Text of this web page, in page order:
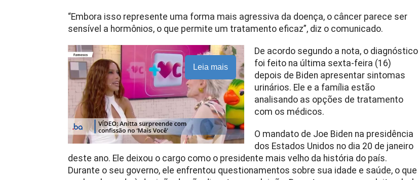
“Embora isso represente uma forma mais agressiva da doença, o câncer parece ser
sensível a hormônios, o que permite um tratamento eficaz”, diz o comunicado.
Leia mais
De acordo segundo a nota, o diagnóstico
foi feito na última sexta-feira (16)
depois de Biden apresentar sintomas
urinários. Ele e a família estão
analisando as opções de tratamento
com os médicos.
O mandato de Joe Biden na presidência
dos Estados Unidos no dia 20 de janeiro
deste ano. Ele deixou o cargo como o presidente mais velho da história do país.
Durante o seu governo, ele enfrentou questionamentos sobre sua idade e saúde, o que